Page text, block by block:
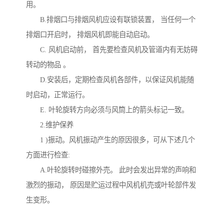
用。
B.排烟口与排烟风机应设有联锁装置， 当任何一个
排烟口开启时， 排烟风机即能自动启动。
C. 风机启动前， 首先要检查风机及管道内有无妨碍
转动的物品 。
D.安装后，定期检查风机各部件，以保证风机能随
时启动，正常运行。
E. 叶轮旋转方向必须与风筒上的箭头标记一致。
2.维护保养
1 )振动。风机振动产生的原因很多，可从下述几个
方面进行检查:
A.叶轮旋转时碰擦外売。 此时会发出异常的声响和
激烈的振动， 原因是贮运过程中风机机売或叶轮部件发
生变形。